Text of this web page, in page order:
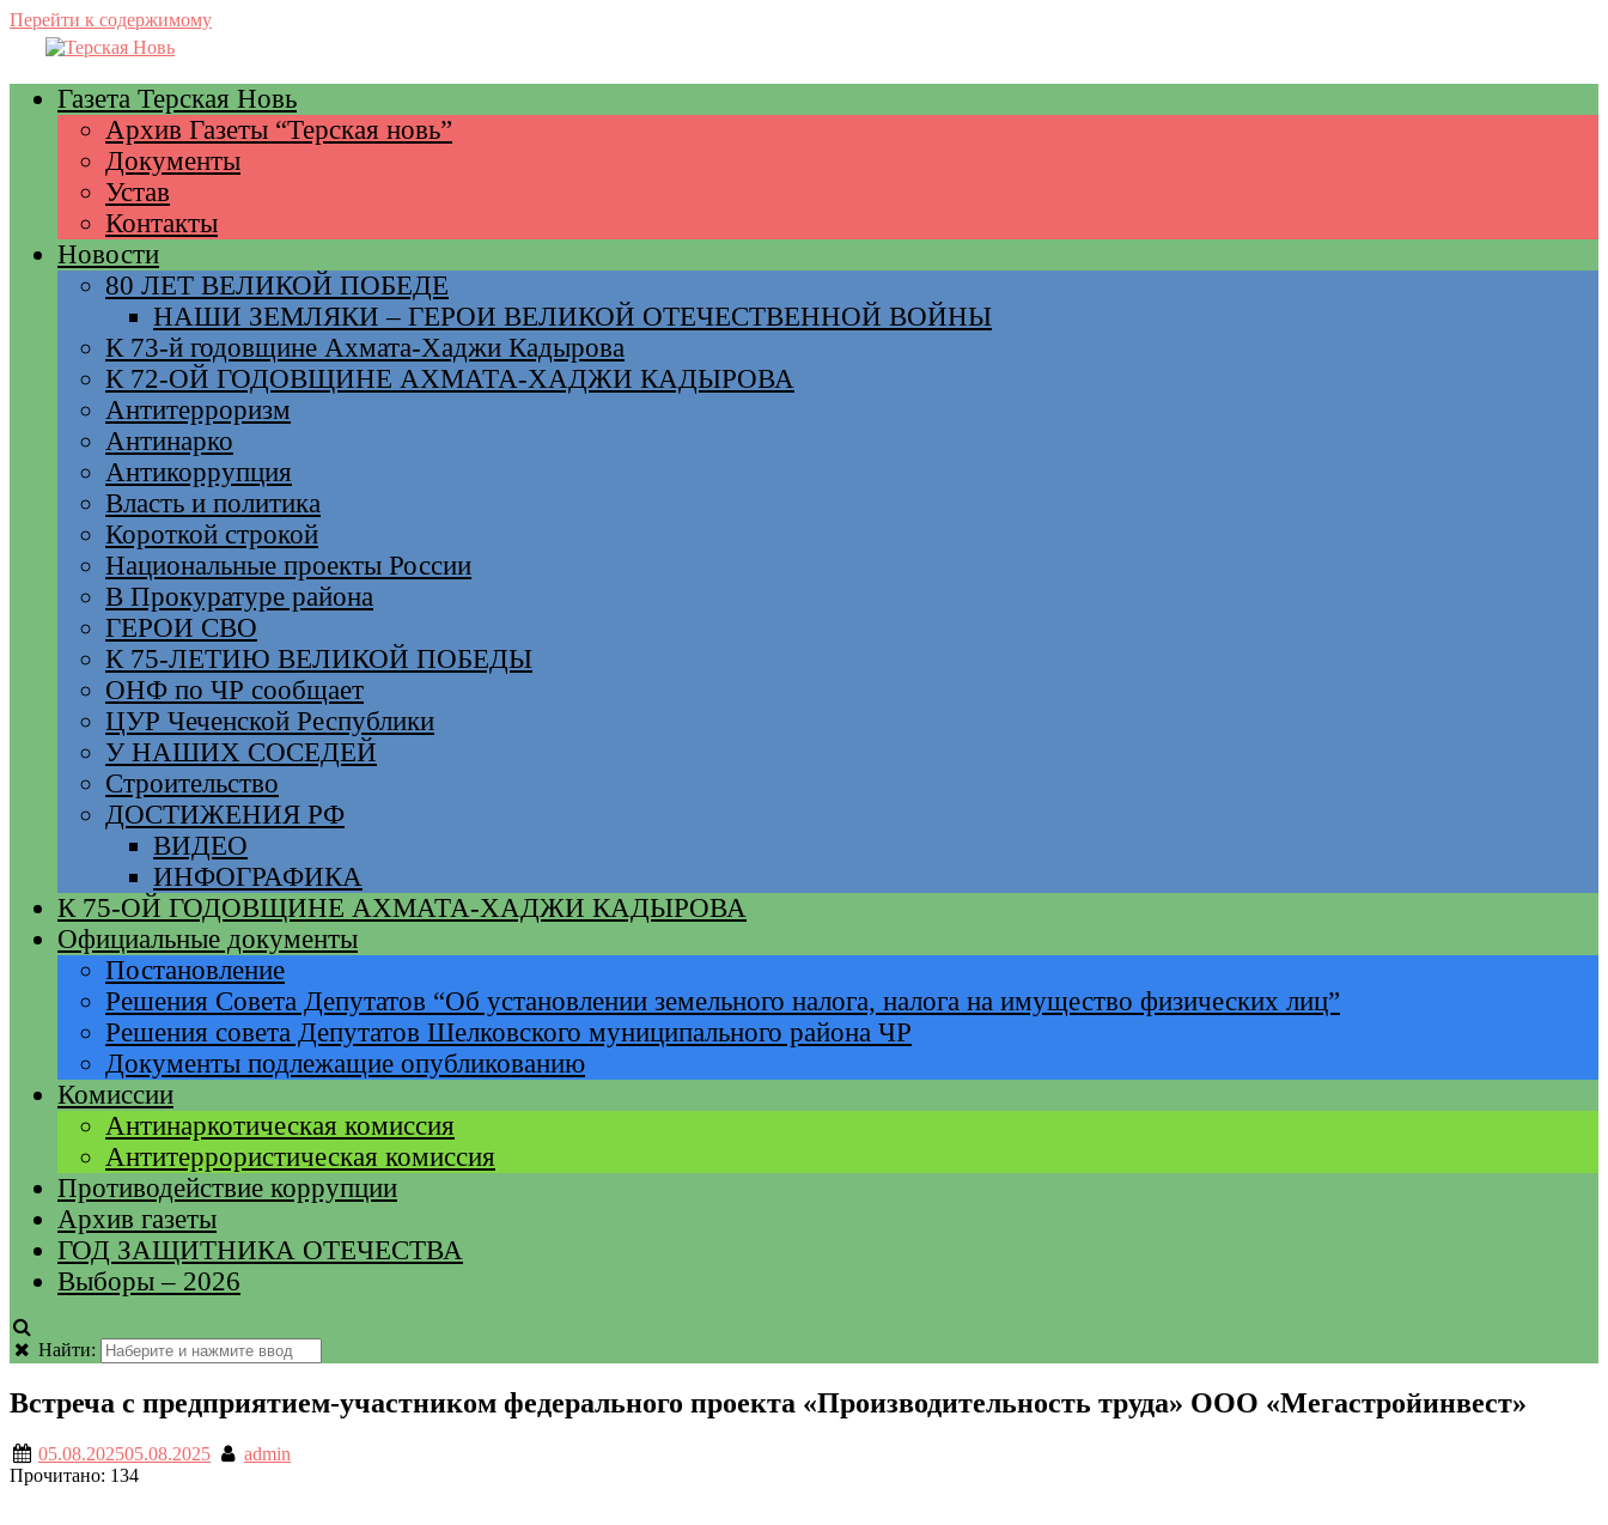
Перейти к содержимому
Газета Терская Новь
Архив Газеты “Терская новь”
Документы
Устав
Контакты
Новости
80 ЛЕТ ВЕЛИКОЙ ПОБЕДЕ
НАШИ ЗЕМЛЯКИ – ГЕРОИ ВЕЛИКОЙ ОТЕЧЕСТВЕННОЙ ВОЙНЫ
К 73-й годовщине Ахмата-Хаджи Кадырова
К 72-ОЙ ГОДОВЩИНЕ АХМАТА-ХАДЖИ КАДЫРОВА
Антитерроризм
Антинарко
Антикоррупция
Власть и политика
Короткой строкой
Национальные проекты России
В Прокуратуре района
ГЕРОИ СВО
К 75-ЛЕТИЮ ВЕЛИКОЙ ПОБЕДЫ
ОНФ по ЧР сообщает
ЦУР Чеченской Республики
У НАШИХ СОСЕДЕЙ
Строительство
ДОСТИЖЕНИЯ РФ
ВИДЕО
ИНФОГРАФИКА
К 75-ОЙ ГОДОВЩИНЕ АХМАТА-ХАДЖИ КАДЫРОВА
Официальные документы
Постановление
Решения Совета Депутатов “Об установлении земельного налога, налога на имущество физических лиц”
Решения совета Депутатов Шелковского муниципального района ЧР
Документы подлежащие опубликованию
Комиссии
Антинаркотическая комиссия
Антитеррористическая комиссия
Противодействие коррупции
Архив газеты
ГОД ЗАЩИТНИКА ОТЕЧЕСТВА
Выборы – 2026
Найти:
Встреча с предприятием-участником федерального проекта «Производительность труда» ООО «Мегастройинвест»
05.08.202505.08.2025
admin
Прочитано: 134